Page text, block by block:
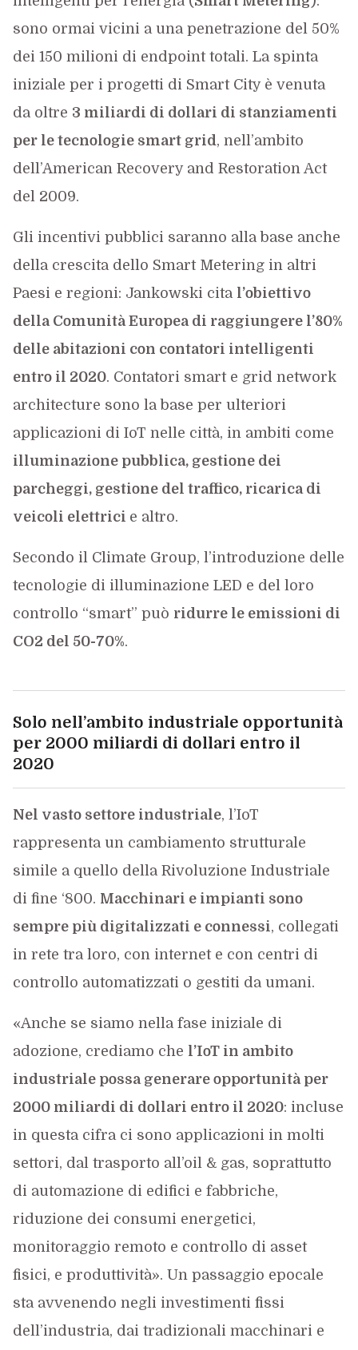
sono ormai vicini a una penetrazione del 50%
dei 150 milioni di endpoint totali. La spinta
iniziale per i progetti di Smart City è venuta
da oltre 3 miliardi di dollari di stanziamenti
per le tecnologie smart grid, nell’ambito
dell’American Recovery and Restoration Act
del 2009.
Gli incentivi pubblici saranno alla base anche
della crescita dello Smart Metering in altri
Paesi e regioni: Jankowski cita l’obiettivo
della Comunità Europea di raggiungere l’80%
delle abitazioni con contatori intelligenti
entro il 2020. Contatori smart e grid network
architecture sono la base per ulteriori
applicazioni di IoT nelle città, in ambiti come
illuminazione pubblica, gestione dei
parcheggi, gestione del traffico, ricarica di
veicoli elettrici e altro.
Secondo il Climate Group, l’introduzione delle
tecnologie di illuminazione LED e del loro
controllo “smart” può ridurre le emissioni di
CO2 del 50-70%.
Solo nell’ambito industriale opportunità
per 2000 miliardi di dollari entro il
2020
Nel vasto settore industriale, l’IoT
rappresenta un cambiamento strutturale
simile a quello della Rivoluzione Industriale
di fine ‘800. Macchinari e impianti sono
sempre più digitalizzati e connessi, collegati
in rete tra loro, con internet e con centri di
controllo automatizzati o gestiti da umani.
«Anche se siamo nella fase iniziale di
adozione, crediamo che l’IoT in ambito
industriale possa generare opportunità per
2000 miliardi di dollari entro il 2020: incluse
in questa cifra ci sono applicazioni in molti
settori, dal trasporto all’oil & gas, soprattutto
di automazione di edifici e fabbriche,
riduzione dei consumi energetici,
monitoraggio remoto e controllo di asset
fisici, e produttività». Un passaggio epocale
sta avvenendo negli investimenti fissi
dell’industria, dai tradizionali macchinari e